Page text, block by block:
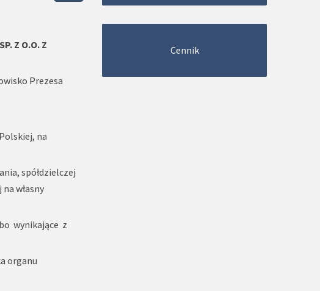
Z O.O.Z
Prezesa
na
spółdzielczej
własny
wynikające z
organu
Cennik